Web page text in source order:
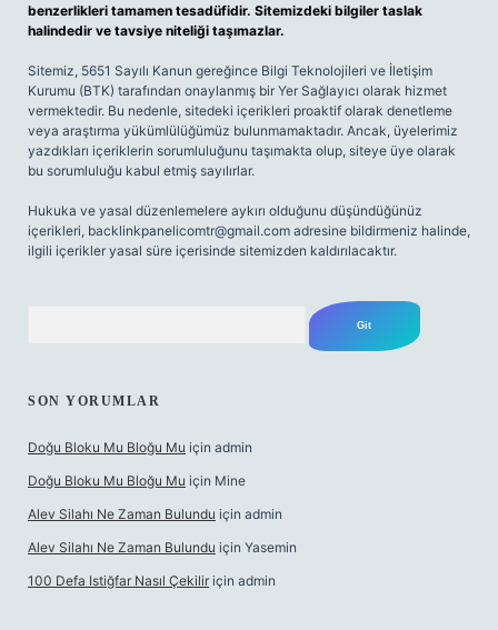
benzerlikleri tamamen tesadüfidir. Sitemizdeki bilgiler taslak
halindedir ve tavsiye niteliği taşımazlar.
Sitemiz, 5651 Sayılı Kanun gereğince Bilgi Teknolojileri ve İletişim
Kurumu (BTK) tarafından onaylanmış bir Yer Sağlayıcı olarak hizmet
vermektedir. Bu nedenle, sitedeki içerikleri proaktif olarak denetleme
veya araştırma yükümlülüğümüz bulunmamaktadır. Ancak, üyelerimiz
yazdıkları içeriklerin sorumluluğunu taşımakta olup, siteye üye olarak
bu sorumluluğu kabul etmiş sayılırlar.
Hukuka ve yasal düzenlemelere aykırı olduğunu düşündüğünüz
içerikleri, backlinkpanelicomtr@gmail.com adresine bildirmeniz halinde,
ilgili içerikler yasal süre içerisinde sitemizden kaldırılacaktır.
SON YORUMLAR
Doğu Bloku Mu Bloğu Mu için admin
Doğu Bloku Mu Bloğu Mu için Mine
Alev Silahı Ne Zaman Bulundu için admin
Alev Silahı Ne Zaman Bulundu için Yasemin
100 Defa Istiğfar Nasıl Çekilir için admin